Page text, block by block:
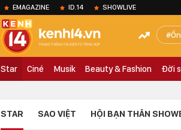
EMAGAZINE ID.14 SHOWLIVE
Star Ciné Musik Beauty & Fashion Đời
STAR SAO VIỆT HỘI BẠN THÂN